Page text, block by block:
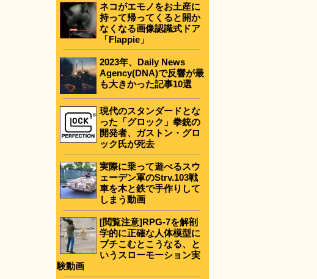
ネコがエモノをお土産に
持って帰ってくると開か
なくなる画像認識式ドア
「Flappie」
2023年、Daily News
Agency(DNA)で反響が最
も大きかった記事10選
現代のスタンダードとな
った「グロック」拳銃の
開発者、ガストン・グロ
ック氏が死去
実際に乗って遊べるスウ
ェーデン軍のStrv.103戦
車を木と鉄で手作りして
しまう動画
[閲覧注意]RPG-7を解剖
学的に正確な人体模型に
ブチこむとこうなる、と
いうスローモーション実
験動画